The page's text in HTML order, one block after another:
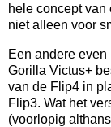
hele concept
niet alleen voor
Een andere
Gorilla Victus+
van de Flip4 in
Flip3. Wat het
(voorlopig